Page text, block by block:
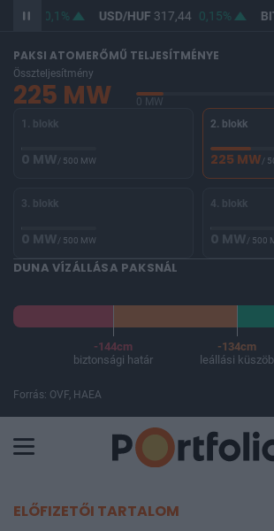
0,1% USD/HUF317,44 0,15%
PAKSI ATOMERŐMŰ TELJESÍTMÉNYE
Összteljesítmény
225 MW 0 MW
1. blokk
0 MW/ 500 MW
2. blokk
225 MW/
3. blokk
0 MW/ 500 MW
4. blokk
0 MW/ 500
DUNA VÍZÁLLÁSA PAKSNÁL
-144cm
biztonsági határ
-134cm
leállási küszöb
Forrás: OVF, HAEA
ELŐFIZETŐI TARTALOM